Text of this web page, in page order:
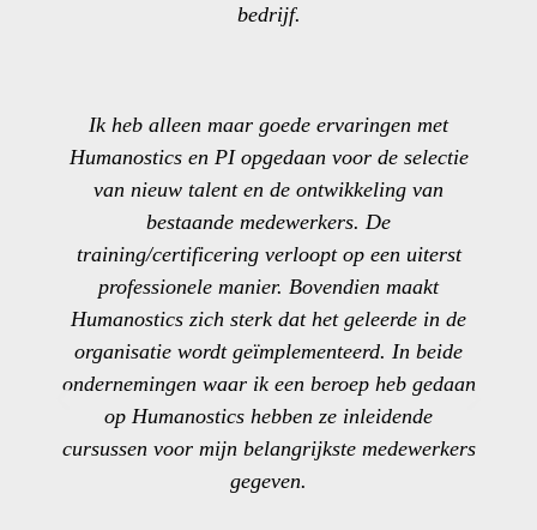
bedrijf.
Ik heb alleen maar goede ervaringen met
Humanostics en PI opgedaan voor de selectie
van nieuw talent en de ontwikkeling van
bestaande medewerkers. De
training/certificering verloopt op een uiterst
professionele manier. Bovendien maakt
Humanostics zich sterk dat het geleerde in de
organisatie wordt geïmplementeerd. In beide
ondernemingen waar ik een beroep heb gedaan
op Humanostics hebben ze inleidende
cursussen voor mijn belangrijkste medewerkers
gegeven.